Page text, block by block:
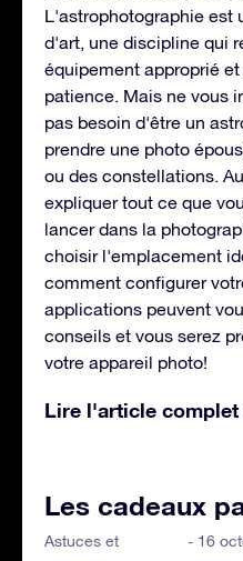
L'astrophotographie est
d'art, une discipline qui
équipement approprié
patience. Mais ne vous
pas besoin d'être un
prendre une photo
ou des constellations.
expliquer tout ce que
lancer dans la
choisir l'emplacement
comment configurer
applications peuvent
conseils et vous serez
votre appareil photo!
Lire l'article complet
Les cadeaux
Astuces et
- 16